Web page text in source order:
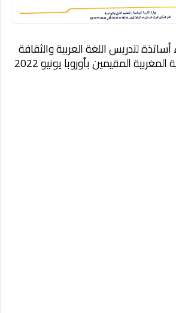
لتدريس اللغة العربية والثقافة
المغربية المقيمين بأوروبا يونيو 2022